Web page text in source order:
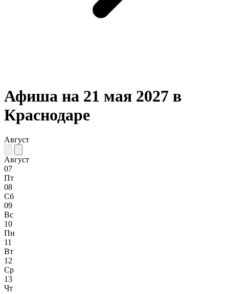
Афиша на 21 мая 2027 в
Краснодаре
Август
Август
07
Пт
08
Сб
09
Вс
10
Пн
11
Вт
12
Ср
13
Чт